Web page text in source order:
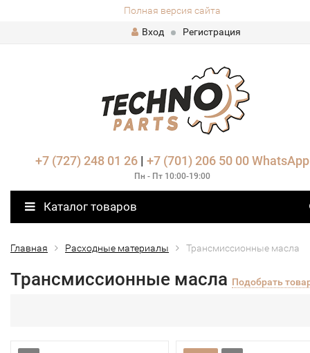
Полная версия сайта
Вход
Регистрация
+7 (727) 248 01 26| +7 (701) 206 50 00 WhatsApp
Пн - Пт 10:00-19:00
Каталог товаров
Главная Расходные материалы Трансмиссионные масла
Трансмиссионные масла Подобрать